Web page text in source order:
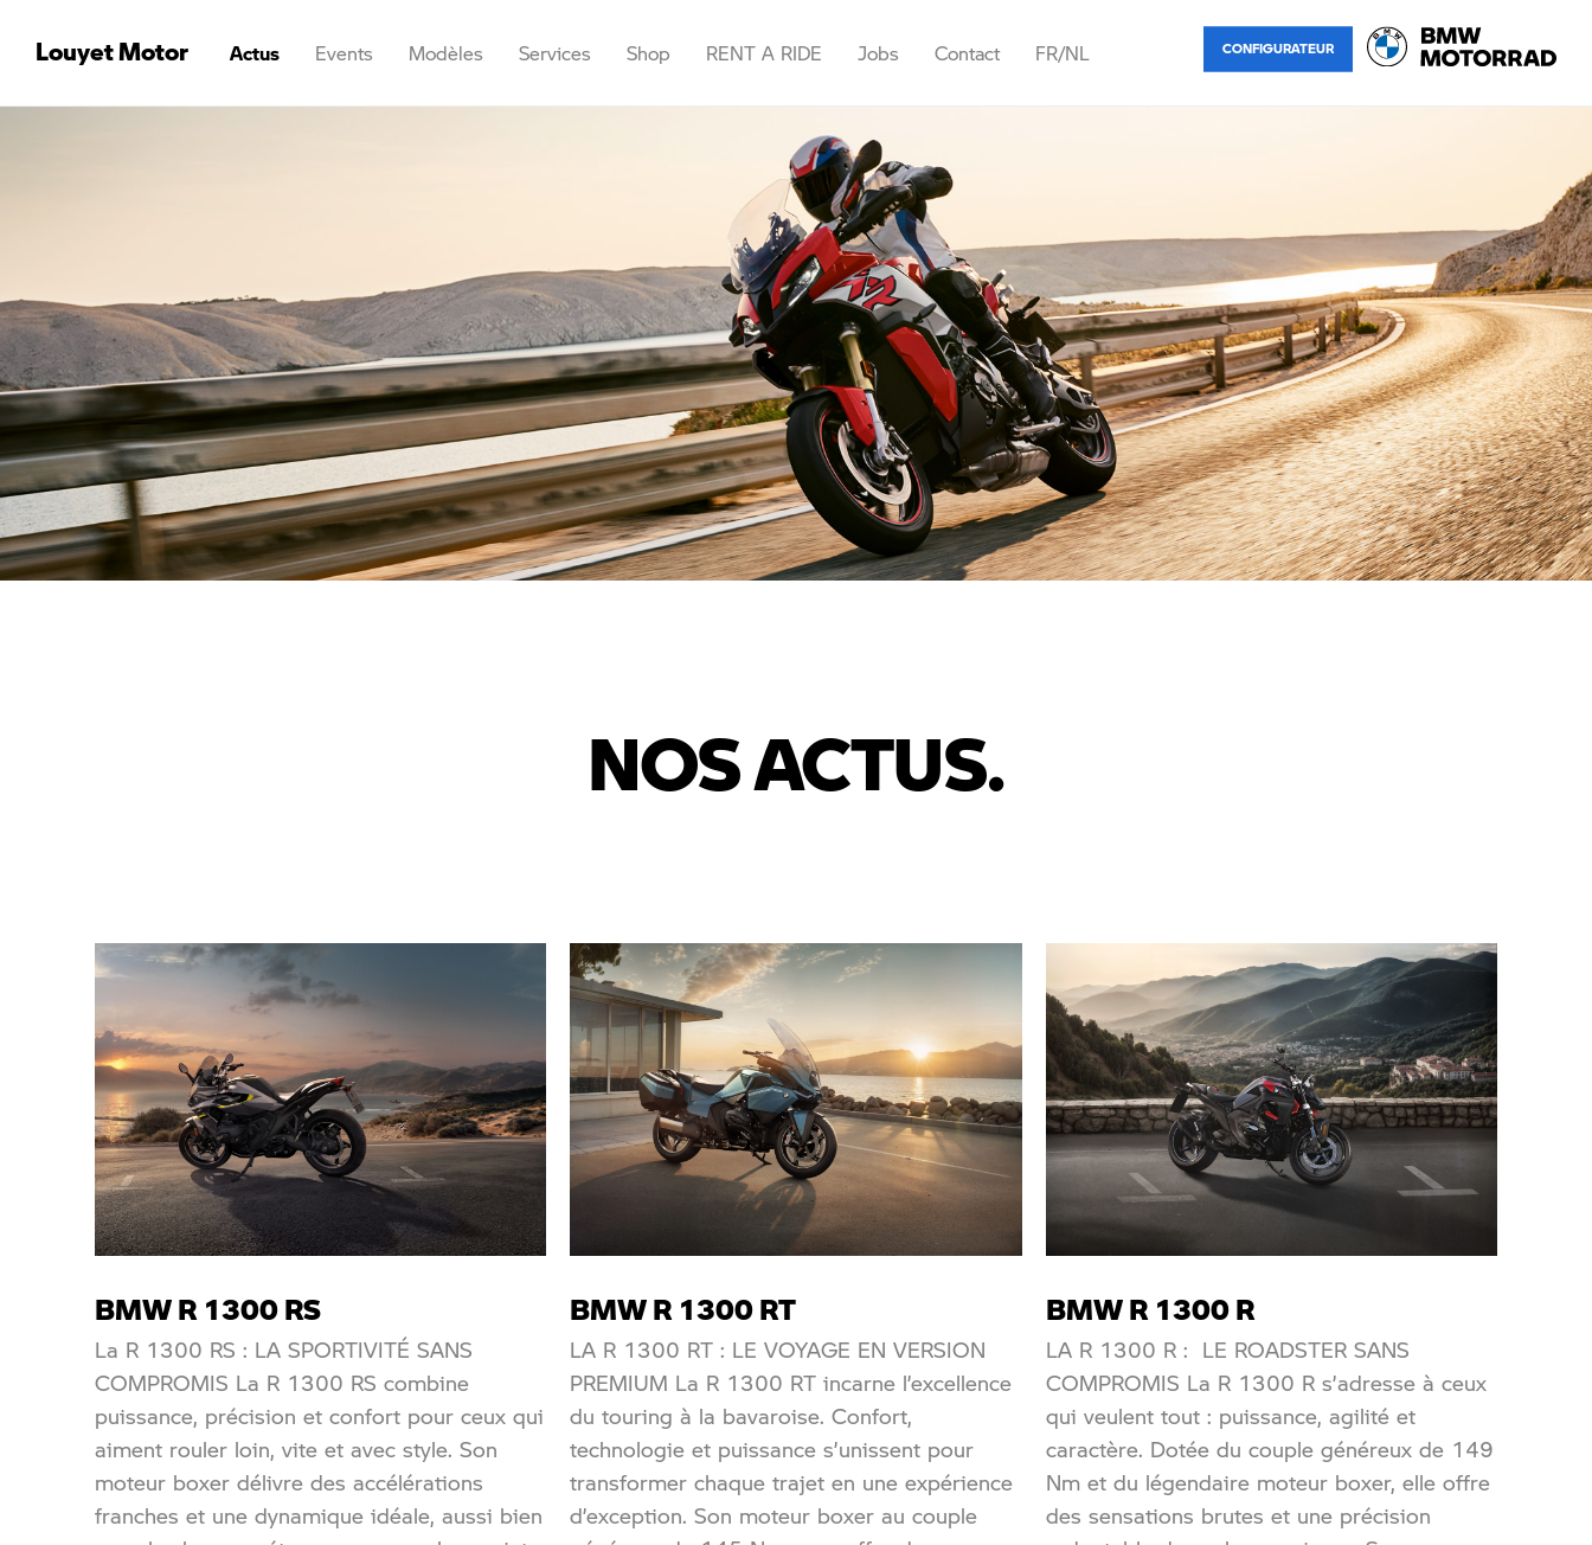
Louyet Motor Actus Events Modèles
Stock Brussels
Stock Marcinelle
Stock Waterloo
Stock Namur
Occasion Ath
Occasions Brussels
Services
Demande d’essai
Tutorials
Shop
Chèque cadeau
RENT A RIDE Jobs Contact
Marcinelle
Waterloo
Namur
FR/NL CONFIGURATEUR
NOS ACTUS.
BMW R 1300 RS
La R 1300 RS : LA SPORTIVITÉ SANS
COMPROMIS La R 1300 RS combine
puissance, précision et confort pour ceux qui
aiment rouler loin, vite et avec style. Son
moteur boxer délivre des accélérations
franches et une dynamique idéale, aussi bien
BMW R 1300 RT
LA R 1300 RT : LE VOYAGE EN VERSION
PREMIUM La R 1300 RT incarne l’excellence
du touring à la bavaroise. Confort,
technologie et puissance s’unissent pour
transformer chaque trajet en une expérience
d’exception. Son moteur boxer au couple
BMW R 1300 R
LA R 1300 R : LE ROADSTER SANS
COMPROMIS La R 1300 R s’adresse à ceux
qui veulent tout : puissance, agilité et
caractère. Dotée du couple généreux de 149
Nm et du légendaire moteur boxer, elle offre
des sensations brutes et une précision